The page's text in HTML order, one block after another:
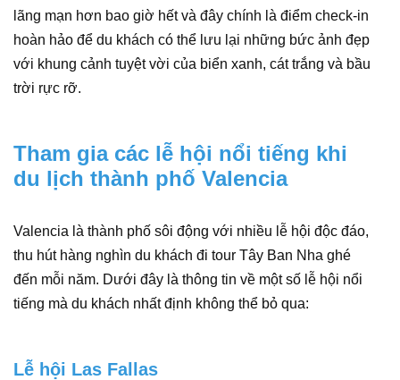
lãng mạn hơn bao giờ hết và đây chính là điểm check-in
hoàn hảo để du khách có thể lưu lại những bức ảnh đẹp
với khung cảnh tuyệt vời của biển xanh, cát trắng và bầu
trời rực rỡ.
Tham gia các lễ hội nổi tiếng khi
du lịch thành phố Valencia
Valencia là thành phố sôi động với nhiều lễ hội độc đáo,
thu hút hàng nghìn du khách đi tour Tây Ban Nha ghé
đến mỗi năm. Dưới đây là thông tin về một số lễ hội nổi
tiếng mà du khách nhất định không thể bỏ qua:
Lễ hội Las Fallas